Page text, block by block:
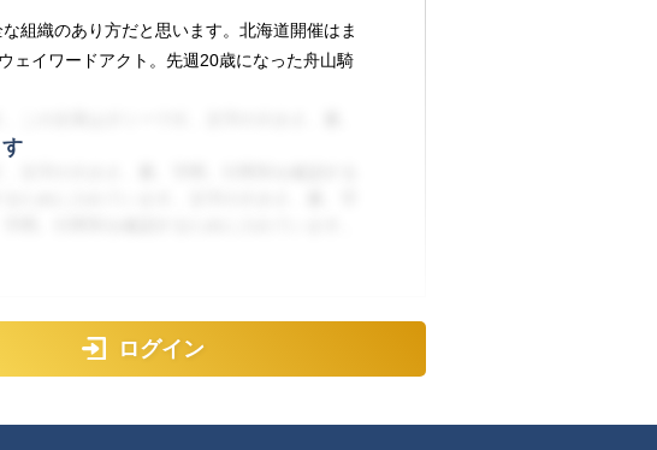
組織のあり方だと思います。北海道開催はま
ェイワードアクト。先週20歳になった舟山騎
文字の大きさ、量、字間、行間等を確認する
ために入れています。文字の大きさ、量、字
ログイン